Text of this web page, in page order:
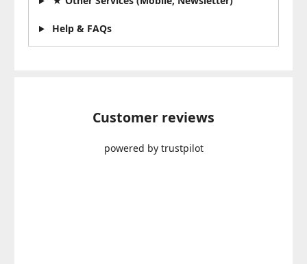
Help & FAQs
Customer reviews
powered by trustpilot